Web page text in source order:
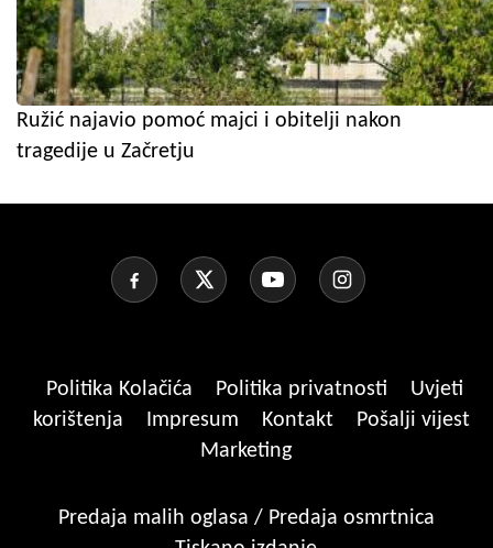
Ružić najavio pomoć majci i obitelji nakon
tragedije u Začretju
Politika Kolačića Politika privatnosti
Uvjeti
korištenja
Impresum Kontakt
Pošalji vijest
Marketing
Predaja malih oglasa / Predaja osmrtnica